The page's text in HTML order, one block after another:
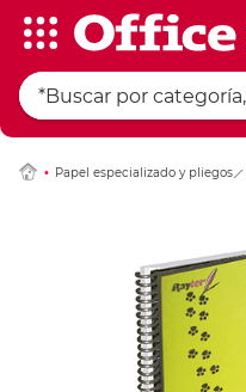
Papel especializado y pliegos